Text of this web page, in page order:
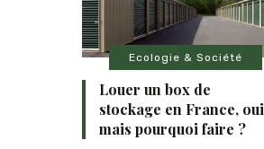
Ecologie & Société
Louer un box de
stockage en France, oui
mais pourquoi faire ?